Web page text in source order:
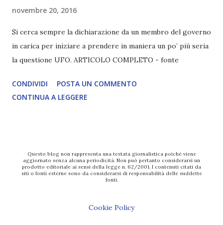
novembre 20, 2016
Si cerca sempre la dichiarazione da un membro del governo
in carica per iniziare a prendere in maniera un po’ più seria
la questione UFO. ARTICOLO COMPLETO - fonte
CONDIVIDI
POSTA UN COMMENTO
CONTINUA A LEGGERE
Questo blog non rappresenta una testata giornalistica poiché viene
aggiornato senza alcuna periodicità. Non può pertanto considerarsi un
prodotto editoriale ai sensi della legge n. 62/2001. I contenuti citati da
siti o fonti esterne sono da considerarsi di responsabilità delle suddette
fonti.
Cookie Policy